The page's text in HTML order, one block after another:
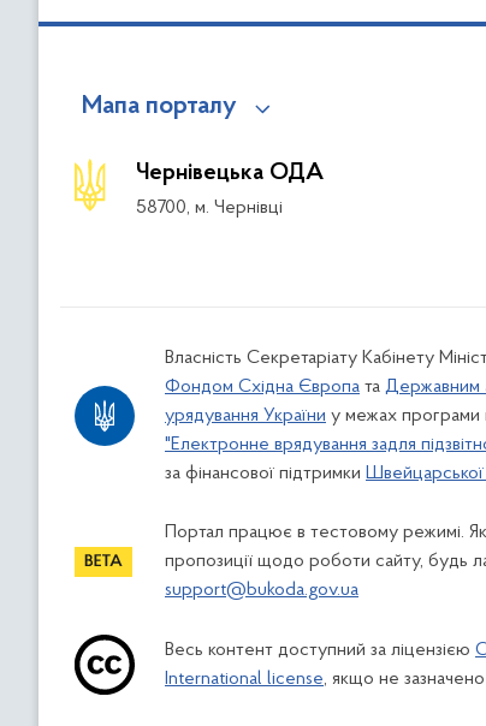
Мапа порталу
Чернівецька ОДА
58700, м. Чернівці
Власність Секретаріату Кабінету
Фондом Східна Європа та Державним
урядування України у межах програми
"Електронне врядування задля
за фінансової підтримки Швейцарської
Портал працює в тестовому режимі.
пропозиції щодо роботи сайту, будь
support@bukoda.gov.ua
Весь контент доступний за ліцензією
International license, якщо не